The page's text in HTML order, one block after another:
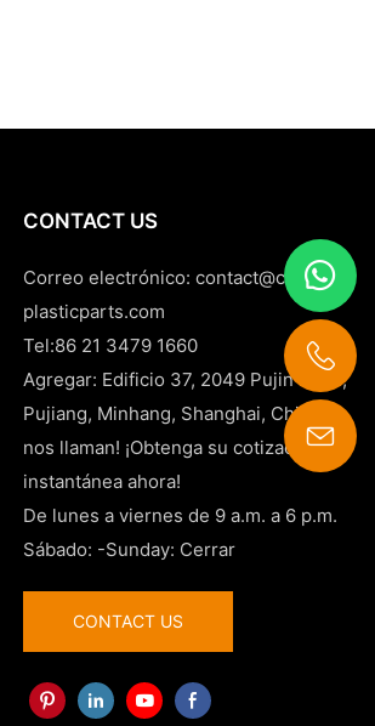
CONTACT US
Correo electrónico:contact@china-
plasticparts.com
Tel:86 21 3479 1660
Agregar: Edificio 37, 2049 Pujin Road,
Pujiang, Minhang, Shanghai, China
nos llaman! ¡Obtenga su cotización
instantánea ahora!
De lunes a viernes de 9 a.m. a 6 p.m.
Sábado: -Sunday: Cerrar
CONTACT US